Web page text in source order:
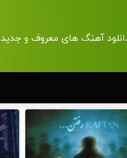
آهنگ های معروف و جدید